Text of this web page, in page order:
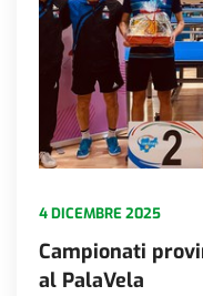
4 DICEMBRE 2025
Campionati
al PalaVela